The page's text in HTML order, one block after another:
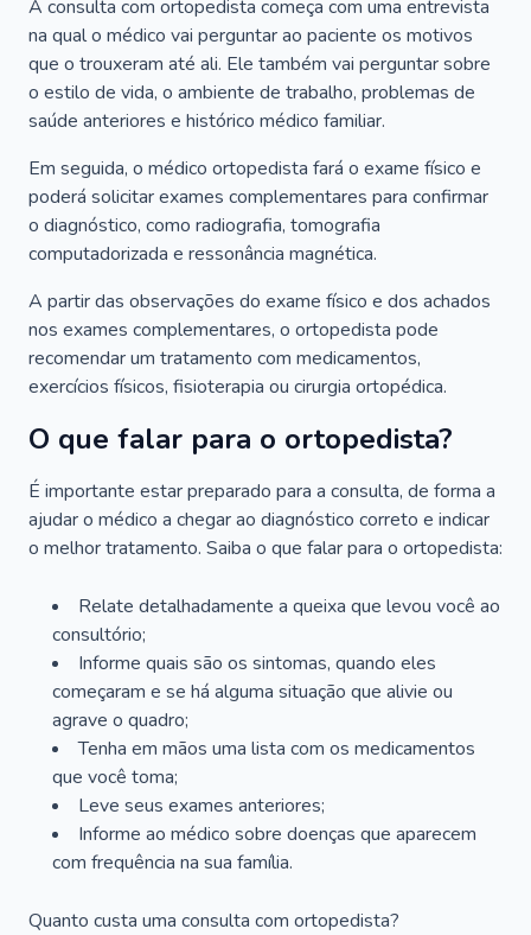
A consulta com ortopedista começa com uma entrevista
na qual o médico vai perguntar ao paciente os motivos
que o trouxeram até ali. Ele também vai perguntar sobre
o estilo de vida, o ambiente de trabalho, problemas de
saúde anteriores e histórico médico familiar.
Em seguida, o médico ortopedista fará o exame físico e
poderá solicitar exames complementares para confirmar
o diagnóstico, como radiografia, tomografia
computadorizada e ressonância magnética.
A partir das observações do exame físico e dos achados
nos exames complementares, o ortopedista pode
recomendar um tratamento com medicamentos,
exercícios físicos, fisioterapia ou cirurgia ortopédica.
O que falar para o ortopedista?
É importante estar preparado para a consulta, de forma a
ajudar o médico a chegar ao diagnóstico correto e indicar
o melhor tratamento. Saiba o que falar para o ortopedista:
Relate detalhadamente a queixa que levou você ao
consultório;
Informe quais são os sintomas, quando eles
começaram e se há alguma situação que alivie ou
agrave o quadro;
Tenha em mãos uma lista com os medicamentos
que você toma;
Leve seus exames anteriores;
Informe ao médico sobre doenças que aparecem
com frequência na sua família.
Quanto custa uma consulta com ortopedista?